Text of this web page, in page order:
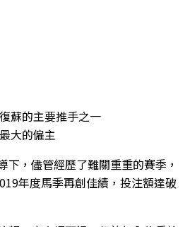
蘇的主要推手之一
大的僱主
下，儘管經歷了難關重重的賽季，
年度馬季再創佳績，投注額達破